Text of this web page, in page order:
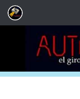
Saltar al contenido